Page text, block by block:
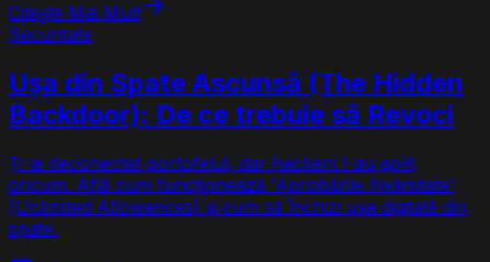
Citește Mai Mult
Securitate
Ușa din Spate Ascunsă (The Hidden
Backdoor): De ce trebuie să Revoci
Ți-ai deconectat portofelul, dar hackerii l-au golit
oricum. Află cum funcționează 'Aprobările Nelimitate'
(Unlimited Allowances) și cum să închizi ușa digitală din
spate.